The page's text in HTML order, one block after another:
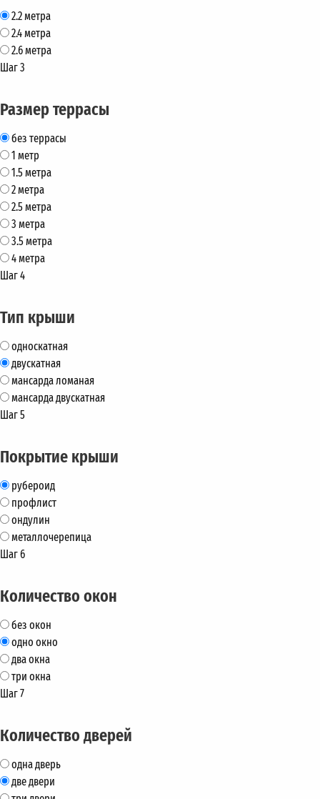
2.2 метра
2.4 метра
2.6 метра
Шаг 3
Размер террасы
без террасы
1 метр
1.5 метра
2 метра
2.5 метра
3 метра
3.5 метра
4 метра
Шаг 4
Тип крыши
односкатная
двускатная
мансарда ломаная
мансарда двускатная
Шаг 5
Покрытие крыши
рубероид
профлист
ондулин
металлочерепица
Шаг 6
Количество окон
без окон
одно окно
два окна
три окна
Шаг 7
Количество дверей
одна дверь
две двери